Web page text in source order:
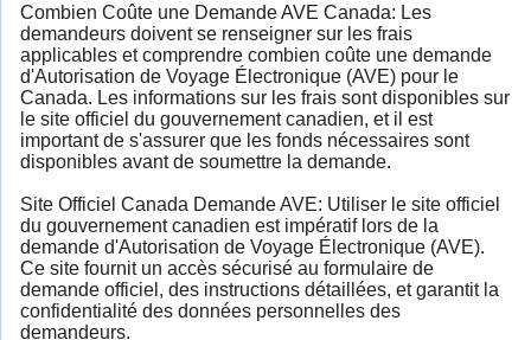
Combien Coûte une Demande AVE Canada: Les
demandeurs doivent se renseigner sur les frais
applicables et comprendre combien coûte une demande
d'Autorisation de Voyage Électronique (AVE) pour le
Canada. Les informations sur les frais sont disponibles sur
le site officiel du gouvernement canadien, et il est
important de s'assurer que les fonds nécessaires sont
disponibles avant de soumettre la demande.
Site Officiel Canada Demande AVE: Utiliser le site officiel
du gouvernement canadien est impératif lors de la
demande d'Autorisation de Voyage Électronique (AVE).
Ce site fournit un accès sécurisé au formulaire de
demande officiel, des instructions détaillées, et garantit la
confidentialité des données personnelles des
demandeurs.